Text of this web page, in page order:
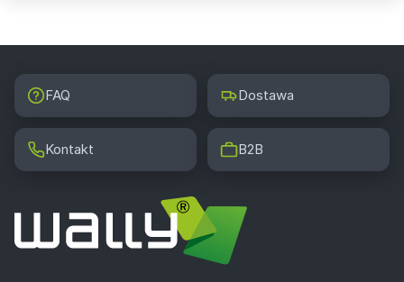
FAQ Dostawa
Kontakt B2B